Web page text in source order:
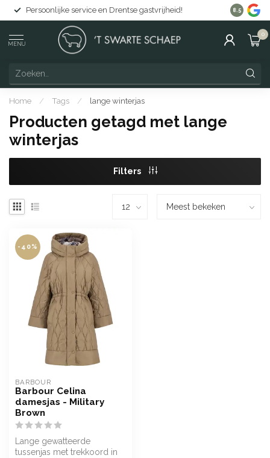
Persoonlijke service en Drentse gastvrijheid! Gratis
8.5
MENU
0
Home / Tags / lange winterjas
Producten getagd met lange
winterjas
Filters
-40%
BARBOUR
Barbour Celina
damesjas - Military
Brown
Lange gewatteerde
tussenjas met trekkoord in